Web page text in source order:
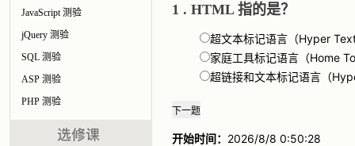
JavaScript 测验
jQuery 测验
SQL 测验
ASP 测验
PHP 测验
1 . HTML 指的是？
超文本标记语言（Hyper
家庭工具标记语言（Home
超链接和文本标记语言（
开始时间： 2026/8/8 0:50:28